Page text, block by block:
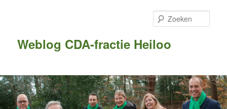
Weblog CDA-fractie Heiloo